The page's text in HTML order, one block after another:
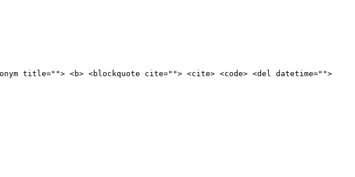
title=""> <b> <blockquote cite=""> <cite> <code> <del datetime="">